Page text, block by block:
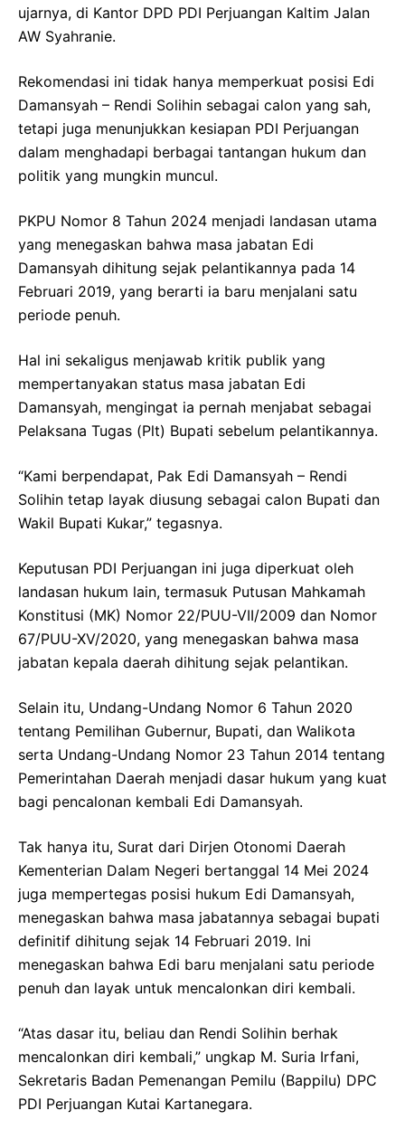
ujarnya, di Kantor DPD PDI Perjuangan Kaltim Jalan
AW Syahranie.
Rekomendasi ini tidak hanya memperkuat posisi Edi
Damansyah – Rendi Solihin sebagai calon yang sah,
tetapi juga menunjukkan kesiapan PDI Perjuangan
dalam menghadapi berbagai tantangan hukum dan
politik yang mungkin muncul.
PKPU Nomor 8 Tahun 2024 menjadi landasan utama
yang menegaskan bahwa masa jabatan Edi
Damansyah dihitung sejak pelantikannya pada 14
Februari 2019, yang berarti ia baru menjalani satu
periode penuh.
Hal ini sekaligus menjawab kritik publik yang
mempertanyakan status masa jabatan Edi
Damansyah, mengingat ia pernah menjabat sebagai
Pelaksana Tugas (Plt) Bupati sebelum pelantikannya.
“Kami berpendapat, Pak Edi Damansyah – Rendi
Solihin tetap layak diusung sebagai calon Bupati dan
Wakil Bupati Kukar,” tegasnya.
Keputusan PDI Perjuangan ini juga diperkuat oleh
landasan hukum lain, termasuk Putusan Mahkamah
Konstitusi (MK) Nomor 22/PUU-VII/2009 dan Nomor
67/PUU-XV/2020, yang menegaskan bahwa masa
jabatan kepala daerah dihitung sejak pelantikan.
Selain itu, Undang-Undang Nomor 6 Tahun 2020
tentang Pemilihan Gubernur, Bupati, dan Walikota
serta Undang-Undang Nomor 23 Tahun 2014 tentang
Pemerintahan Daerah menjadi dasar hukum yang kuat
bagi pencalonan kembali Edi Damansyah.
Tak hanya itu, Surat dari Dirjen Otonomi Daerah
Kementerian Dalam Negeri bertanggal 14 Mei 2024
juga mempertegas posisi hukum Edi Damansyah,
menegaskan bahwa masa jabatannya sebagai bupati
definitif dihitung sejak 14 Februari 2019. Ini
menegaskan bahwa Edi baru menjalani satu periode
penuh dan layak untuk mencalonkan diri kembali.
“Atas dasar itu, beliau dan Rendi Solihin berhak
mencalonkan diri kembali,” ungkap M. Suria Irfani,
Sekretaris Badan Pemenangan Pemilu (Bappilu) DPC
PDI Perjuangan Kutai Kartanegara.